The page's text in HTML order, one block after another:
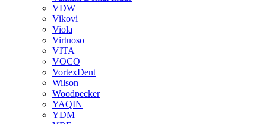
VDW
Vikovi
Viola
Virtuoso
VITA
VOCO
VortexDent
Wilson
Woodpecker
YAQIN
YDM